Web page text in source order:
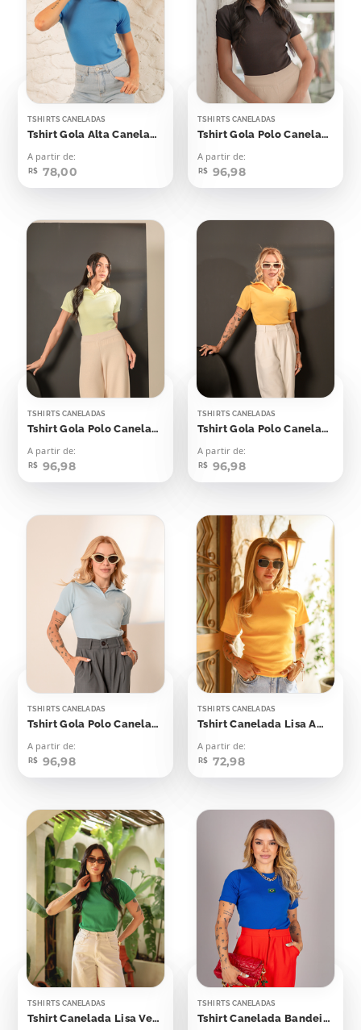
TSHIRTS CANELADAS
Tshirt Gola Alta Canelada Azul Blue Beach
A partir de:
R$ 78,00
TSHIRTS CANELADAS
Tshirt Gola Polo Canelada Marrom Dark
A partir de:
R$ 96,98
TSHIRTS CANELADAS
Tshirt Gola Polo Canelada Flash Yellow
A partir de:
R$ 96,98
TSHIRTS CANELADAS
Tshirt Gola Polo Canelada Amarelo Emoji
A partir de:
R$ 96,98
TSHIRTS CANELADAS
Tshirt Gola Polo Canelada Azul Skyway
A partir de:
R$ 96,98
TSHIRTS CANELADAS
Tshirt Canelada Lisa Amarelo Canário
A partir de:
R$ 72,98
TSHIRTS CANELADAS
Tshirt Canelada Lisa Verde Bandeira
TSHIRTS CANELADAS
Tshirt Canelada Bandeirinha Aplicação